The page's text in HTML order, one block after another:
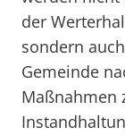
der
sondern
Gemeinde
Maßnahmen